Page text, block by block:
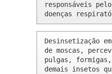
responsáveis
doenças
Desinsetização
de moscas,
pulgas,
demais insetos